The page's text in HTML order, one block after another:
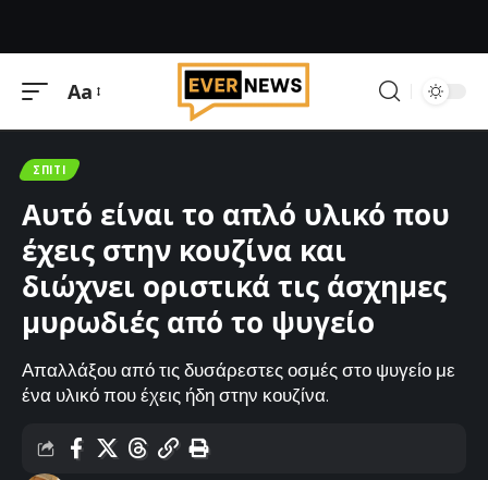
Μεγέθυνση
Aa
ΣΠΊΤΙ
Αυτό είναι το απλό υλικό που
έχεις στην κουζίνα και
διώχνει οριστικά τις άσχημες
μυρωδιές από το ψυγείο
Απαλλάξου από τις δυσάρεστες οσμές στο ψυγείο με
ένα υλικό που έχεις ήδη στην κουζίνα.